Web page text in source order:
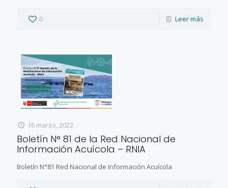
0 Leer más
16 marzo, 2022
Boletín N° 81 de la Red Nacional de
Información Acuícola – RNIA
Boletín N°81 Red Nacional de Información Acuícola